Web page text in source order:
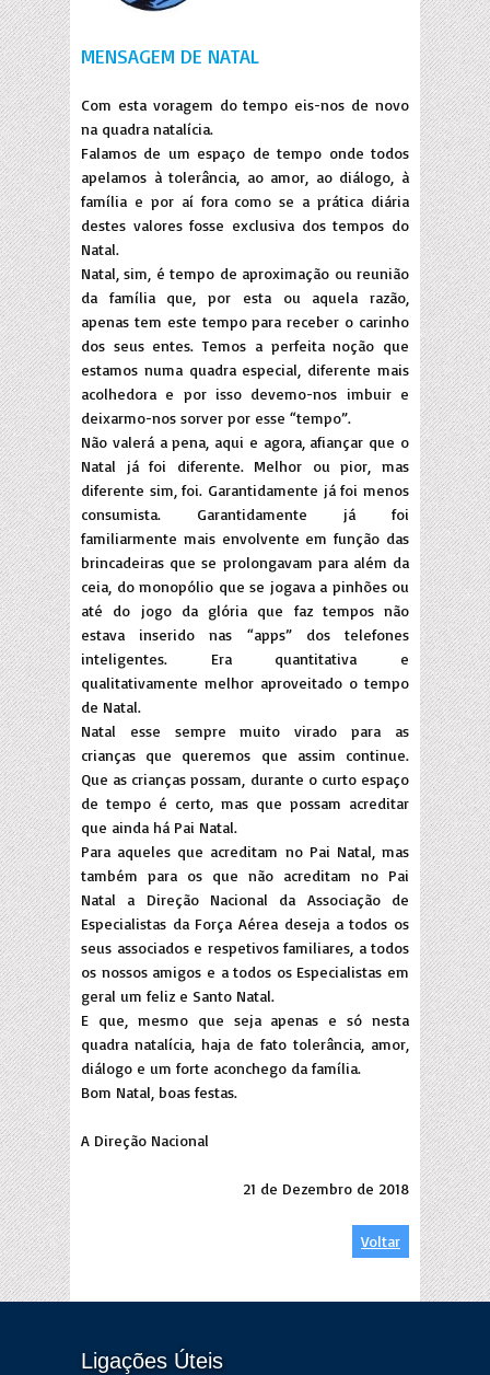
MENSAGEM DE NATAL
Com esta voragem do tempo eis-nos de novo
na quadra natalícia.
Falamos de um espaço de tempo onde todos
apelamos à tolerância, ao amor, ao diálogo, à
família e por aí fora como se a prática diária
destes valores fosse exclusiva dos tempos do
Natal.
Natal, sim, é tempo de aproximação ou reunião
da família que, por esta ou aquela razão,
apenas tem este tempo para receber o carinho
dos seus entes. Temos a perfeita noção que
estamos numa quadra especial, diferente mais
acolhedora e por isso devemo-nos imbuir e
deixarmo-nos sorver por esse “tempo”.
Não valerá a pena, aqui e agora, afiançar que o
Natal já foi diferente. Melhor ou pior, mas
diferente sim, foi. Garantidamente já foi menos
consumista. Garantidamente já foi
familiarmente mais envolvente em função das
brincadeiras que se prolongavam para além da
ceia, do monopólio que se jogava a pinhões ou
até do jogo da glória que faz tempos não
estava inserido nas “apps” dos telefones
inteligentes. Era quantitativa e
qualitativamente melhor aproveitado o tempo
de Natal.
Natal esse sempre muito virado para as
crianças que queremos que assim continue.
Que as crianças possam, durante o curto espaço
de tempo é certo, mas que possam acreditar
que ainda há Pai Natal.
Para aqueles que acreditam no Pai Natal, mas
também para os que não acreditam no Pai
Natal a Direção Nacional da Associação de
Especialistas da Força Aérea deseja a todos os
seus associados e respetivos familiares, a todos
os nossos amigos e a todos os Especialistas em
geral um feliz e Santo Natal.
E que, mesmo que seja apenas e só nesta
quadra natalícia, haja de fato tolerância, amor,
diálogo e um forte aconchego da família.
Bom Natal, boas festas.
A Direção Nacional
21 de Dezembro de 2018
Voltar
Ligações Úteis